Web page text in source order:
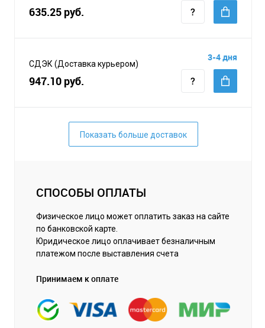
635.25 руб.
СДЭК (Доставка курьером)
947.10 руб.
3-4 дня
Показать больше доставок
СПОСОБЫ ОПЛАТЫ
Физическое лицо может оплатить заказ на сайте
по банковской карте.
Юридическое лицо оплачивает безналичным
платежом после выставления счета
Принимаем к оплате